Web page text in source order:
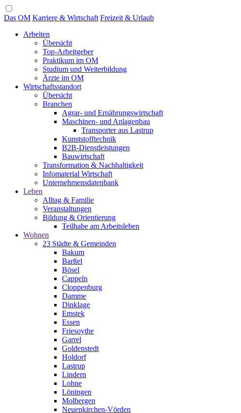
Das OM Karriere & Wirtschaft Freizeit & Urlaub
Arbeiten
Übersicht
Top-Arbeitgeber
Praktikum im OM
Studium und Weiterbildung
Ärzte im OM
Wirtschaftsstandort
Übersicht
Branchen
Agrar- und Ernährungswirtschaft
Maschinen- und Anlagenbau
Transporter aus Lastrup
Kunststofftechnik
B2B-Dienstleistungen
Bauwirtschaft
Transformation & Nachhaltigkeit
Infomaterial Wirtschaft
Unternehmensdatenbank
Leben
Alltag & Familie
Veranstaltungen
Bildung & Orientierung
Teilhabe am Arbeitsleben
Wohnen
23 Städte & Gemeinden
Bakum
Barßel
Bösel
Cappeln
Cloppenburg
Damme
Dinklage
Emstek
Essen
Friesoythe
Garrel
Goldenstedt
Holdorf
Lastrup
Lindern
Lohne
Löningen
Molbergen
Neuenkirchen-Vörden